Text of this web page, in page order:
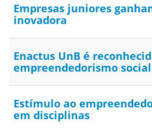
Empresas juniores
inovadora
Enactus UnB é
empreendedorismo social
Estímulo ao
em disciplinas